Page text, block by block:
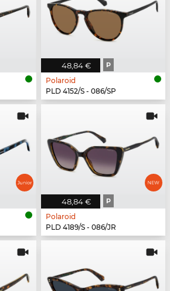
48,84 € P
Polaroid
PLD 4152/S - 086/SP
48,84 € P
Polaroid
PLD 4189/S - 086/JR